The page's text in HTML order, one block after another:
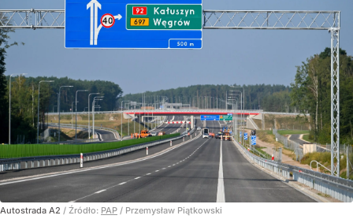
Autostrada A2 / Źródło: PAP / Przemysław Piątkowski